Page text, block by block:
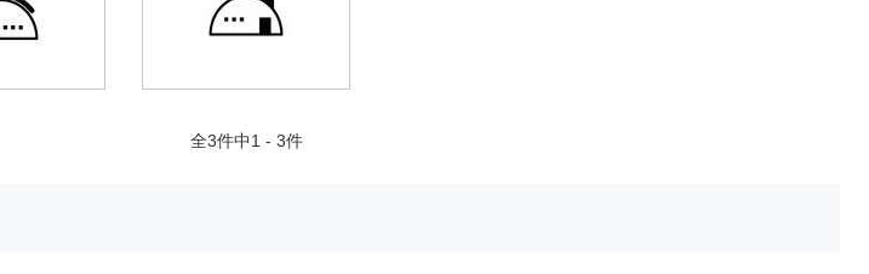
全3件中1 - 3件